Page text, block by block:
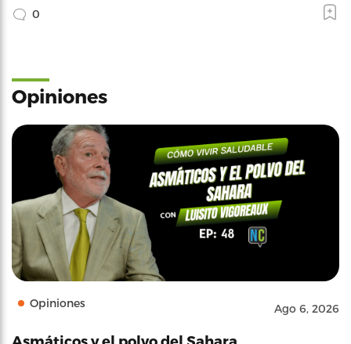
0
Opiniones
Opiniones Ago 6, 2026
Asmáticos y el polvo del Sahara